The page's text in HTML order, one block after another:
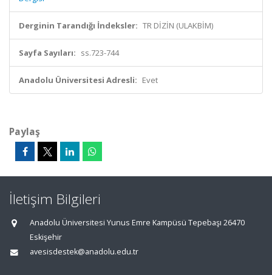
Derginin Tarandığı İndeksler: TR DİZİN (ULAKBİM)
Sayfa Sayıları: ss.723-744
Anadolu Üniversitesi Adresli: Evet
Paylaş
İletişim Bilgileri
Anadolu Üniversitesi Yunus Emre Kampüsü Tepebaşı 26470
Eskişehir
avesisdestek@anadolu.edu.tr